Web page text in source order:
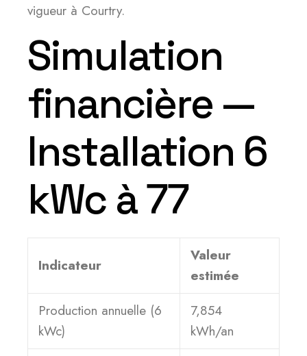
vigueur à Courtry.
Simulation
financière —
Installation 6
kWc à 77
Indicateur
Valeur
estimée
Production annuelle (6
kWc)
7,854
kWh/an